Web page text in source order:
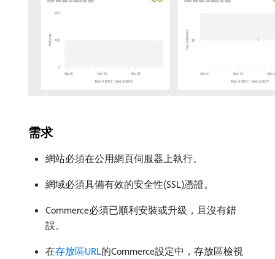
需求
網站必須在公用網頁伺服器上執行。
網域必須具備有效的安全性(SSL)憑證。
Commerce必須已順利安裝或升級，且沒有錯
誤。
在存放區URL的Commerce設定中，存放區檢視